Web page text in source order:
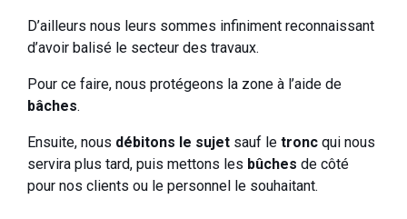
D’ailleurs nous leurs sommes infiniment reconnaissant
d’avoir balisé le secteur des travaux.
Pour ce faire, nous protégeons la zone à l’aide de
bâches.
Ensuite, nous débitons le sujetsauf le troncqui nous
servira plus tard, puis mettons les bûches de côté
pour nos clients ou le personnel le souhaitant.